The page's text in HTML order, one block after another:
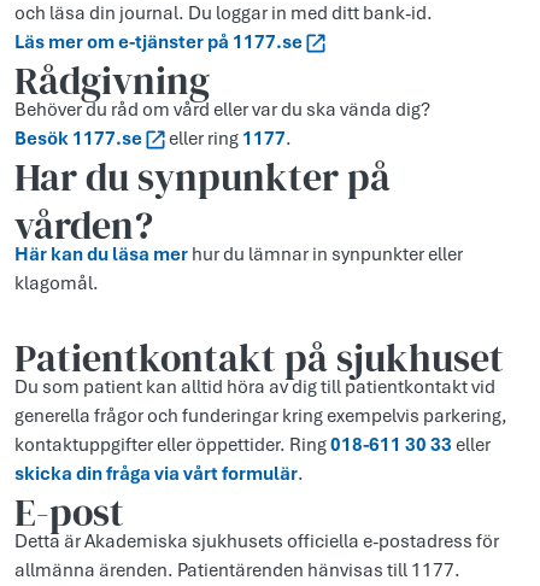
och läsa din journal. Du loggar in med ditt bank-id.
Läs mer om e-tjänster på 1177.se
Rådgivning
Behöver du råd om vård eller var du ska vända dig?
Besök 1177.se
eller ring 1177.
Har du synpunkter på
vården?
Här kan du läsa mer hur du lämnar in synpunkter eller
klagomål.
Patientkontakt på sjukhuset
Du som patient kan alltid höra av dig till patientkontakt vid
generella frågor och funderingar kring exempelvis parkering,
kontaktuppgifter eller öppettider. Ring018-611 30 33 eller
skicka din fråga via vårt formulär.
E-post
Detta är Akademiska sjukhusets officiella e-postadress för
allmänna ärenden. Patientärenden hänvisas till 1177.